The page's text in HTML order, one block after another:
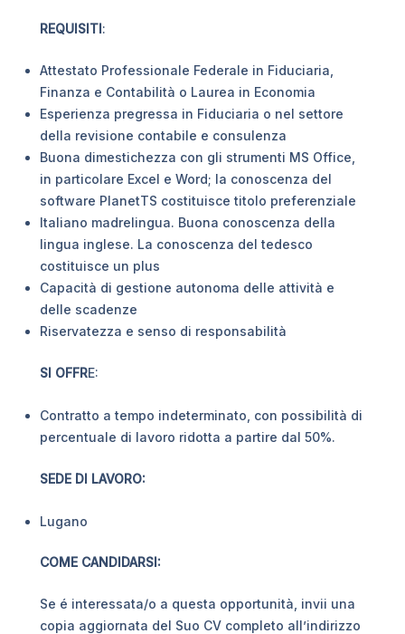
REQUISITI:
Attestato Professionale Federale in Fiduciaria,
Finanza e Contabilità o Laurea in Economia
Esperienza pregressa in Fiduciaria o nel settore
della revisione contabile e consulenza
Buona dimestichezza con gli strumenti MS Office,
in particolare Excel e Word; la conoscenza del
software PlanetTS costituisce titolo preferenziale
Italiano madrelingua. Buona conoscenza della
lingua inglese. La conoscenza del tedesco
costituisce un plus
Capacità di gestione autonoma delle attività e
delle scadenze
Riservatezza e senso di responsabilità
SI OFFRE:
Contratto a tempo indeterminato, con possibilità di
percentuale di lavoro ridotta a partire dal 50%.
SEDE DI LAVORO:
Lugano
COME CANDIDARSI:
Se é interessata/o a questa opportunità, invii una
copia aggiornata del Suo CV completo all’indirizzo